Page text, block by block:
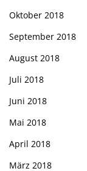
Oktober 2018
September 2018
August 2018
Juli 2018
Juni 2018
Mai 2018
April 2018
März 2018